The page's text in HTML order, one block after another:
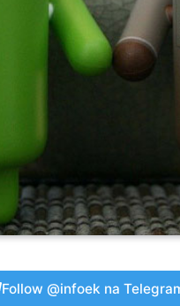
Follow @infoek na